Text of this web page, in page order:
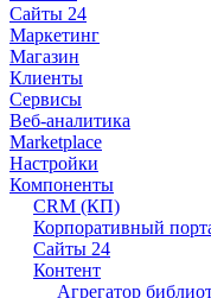
Сайты 24
Маркетинг
Магазин
Клиенты
Сервисы
Веб-аналитика
Marketplace
Настройки
Компоненты
CRM (КП)
Корпоративный
Сайты 24
Контент
Агрегатор